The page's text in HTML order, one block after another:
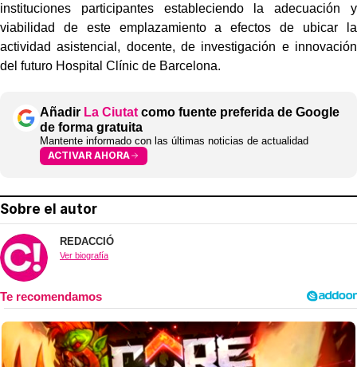
instituciones participantes estableciendo la adecuación y
viabilidad de este emplazamiento a efectos de ubicar la
actividad asistencial, docente, de investigación e innovación
del futuro Hospital Clínic de Barcelona.
Añadir La Ciutat como fuente preferida de Google
de forma gratuita
Mantente informado con las últimas noticias de actualidad
ACTIVAR AHORA
Sobre el autor
REDACCIÓ
Ver biografía